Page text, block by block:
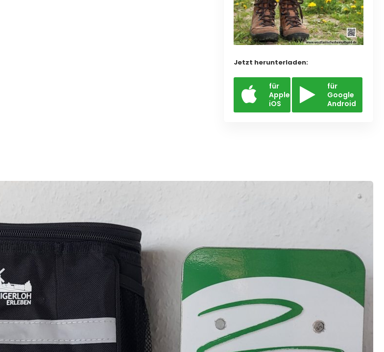
Jetzt herunterladen:
für
Apple
iOS
für
Google
Android